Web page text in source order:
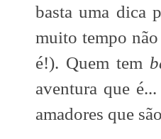
basta uma dica
muito tempo não
é!). Quem tem
aventura que
amadores que